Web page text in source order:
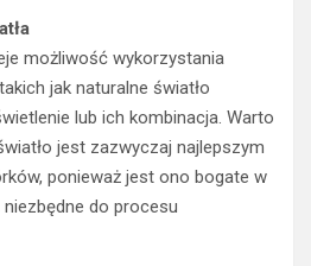
możliwość wykorzystania
jak naturalne światło
lub ich kombinacja. Warto
jest zazwyczaj najlepszym
ponieważ jest ono bogate w
niezbędne do procesu